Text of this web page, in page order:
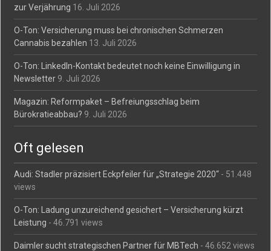
zur Verjährung 16. Juli 2026
O-Ton: Versicherung muss bei chronischen Schmerzen
Cannabis bezahlen 13. Juli 2026
O-Ton: LinkedIn-Kontakt bedeutet noch keine Einwilligung in
Newsletter 9. Juli 2026
Magazin: Reformpaket – Befreiungsschlag beim
Bürokratieabbau? 9. Juli 2026
Oft gelesen
Audi: Stadler präzisiert Eckpfeiler für „Strategie 2020“ - 51.448
views
O-Ton: Ladung unzureichend gesichert – Versicherung kürzt
Leistung - 46.791 views
Daimler sucht strategischen Partner für MBTech - 46.652 views